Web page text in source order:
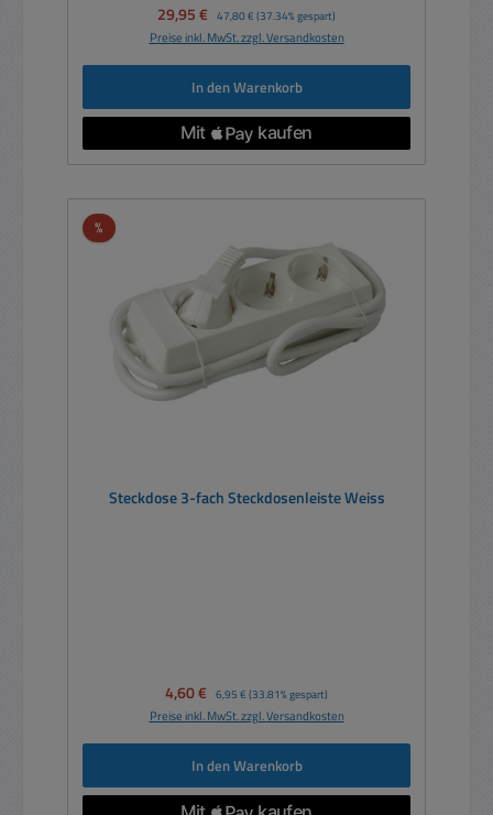
Verkaufspreis:
29,95 € Regulärer Preis:
47,80 € (37.34% gespart)
Preise inkl. MwSt. zzgl. Versandkosten
In den Warenkorb
%Rabatt
Steckdose 3-fach Steckdosenleiste Weiss
Verkaufspreis:
4,60 € Regulärer Preis:
6,95 € (33.81% gespart)
Preise inkl. MwSt. zzgl. Versandkosten
In den Warenkorb